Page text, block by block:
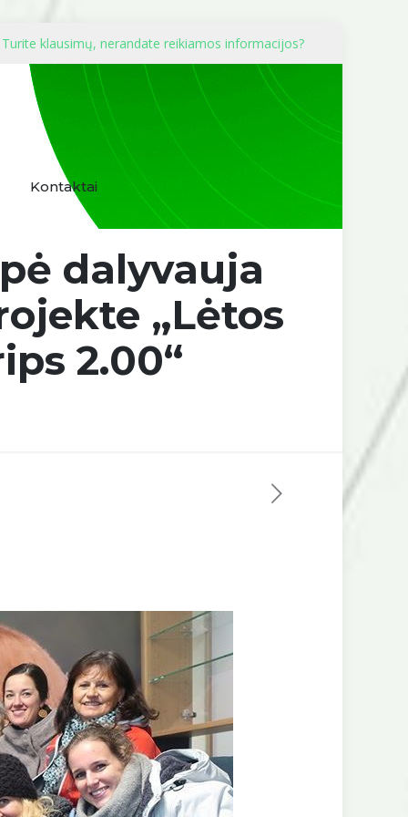
Turite klausimų, nerandate reikiamos informacijos?
Kontaktai
dalyvauja
„Lėtos
2.00“